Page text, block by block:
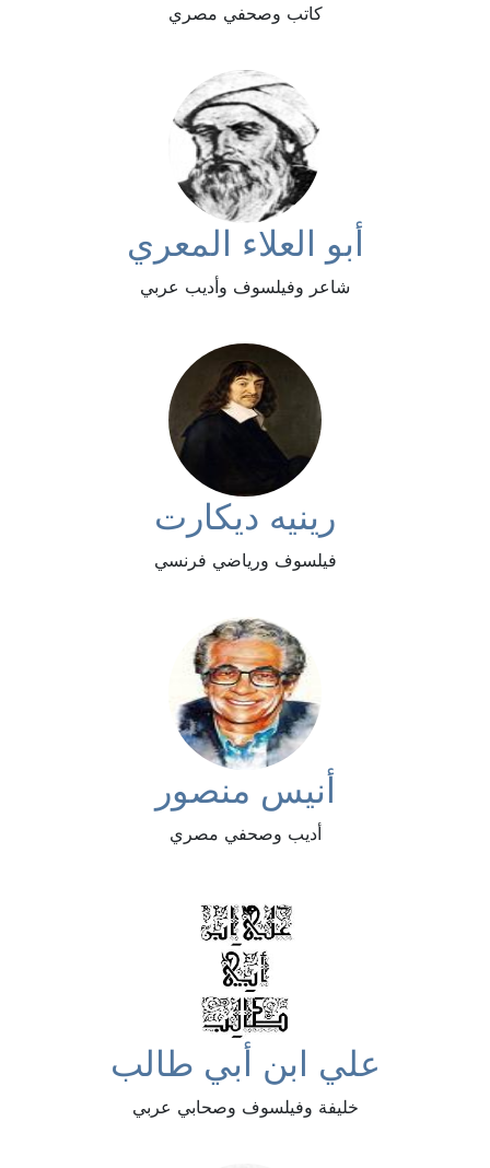
كاتب وصحفي مصري
أبو العلاء المعري
شاعر وفيلسوف وأديب عربي
رينيه ديكارت
فيلسوف ورياضي فرنسي
أنيس منصور
أديب وصحفي مصري
علي ابن أبي طالب
خليفة وفيلسوف وصحابي عربي